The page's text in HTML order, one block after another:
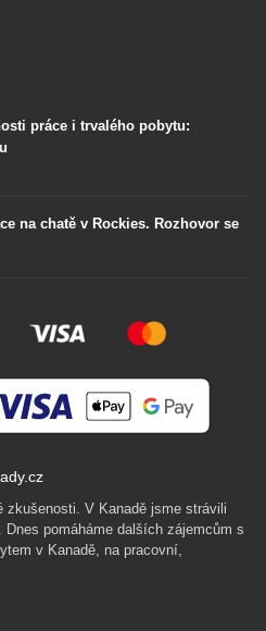
práce i trvalého pobytu:
na chatě v Rockies. Rozhovor se
V Kanadě jsme strávili
pomáháme dalších zájemcům s
v Kanadě, na pracovní,